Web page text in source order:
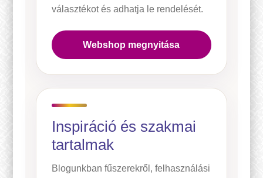
választékot és adhatja le rendelését.
Webshop megnyitása
Inspiráció és szakmai
tartalmak
Blogunkban fűszerekről, felhasználási